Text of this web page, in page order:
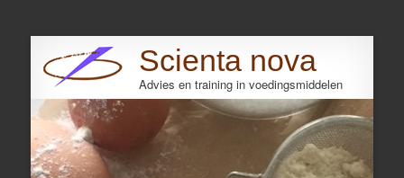
Scienta nova
Advies en training in voedingsmiddelen
Search